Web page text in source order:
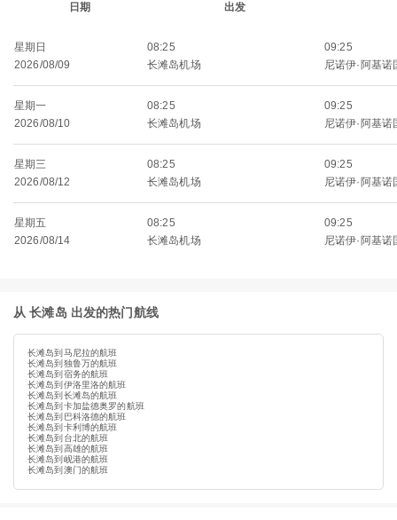
日期 出发
星期日
2026/08/09
08:25
长滩岛机场
09:25
尼诺伊·阿基诺
星期一
2026/08/10
08:25
长滩岛机场
09:25
尼诺伊·阿基诺
星期三
2026/08/12
08:25
长滩岛机场
09:25
尼诺伊·阿基诺
星期五
2026/08/14
08:25
长滩岛机场
09:25
尼诺伊·阿基诺
从 长滩岛 出发的热门航线
长滩岛到马尼拉的航班
长滩岛到独鲁万的航班
长滩岛到宿务的航班
长滩岛到伊洛里洛的航班
长滩岛到长滩岛的航班
长滩岛到卡加盐德奥罗的航班
长滩岛到巴科洛德的航班
长滩岛到卡利博的航班
长滩岛到台北的航班
长滩岛到高雄的航班
长滩岛到岘港的航班
长滩岛到澳门的航班